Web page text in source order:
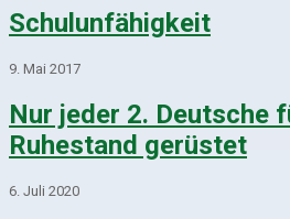
Schulunfähigkeit
9. Mai 2017
Nur jeder 2. Deutsche
Ruhestand gerüstet
6. Juli 2020